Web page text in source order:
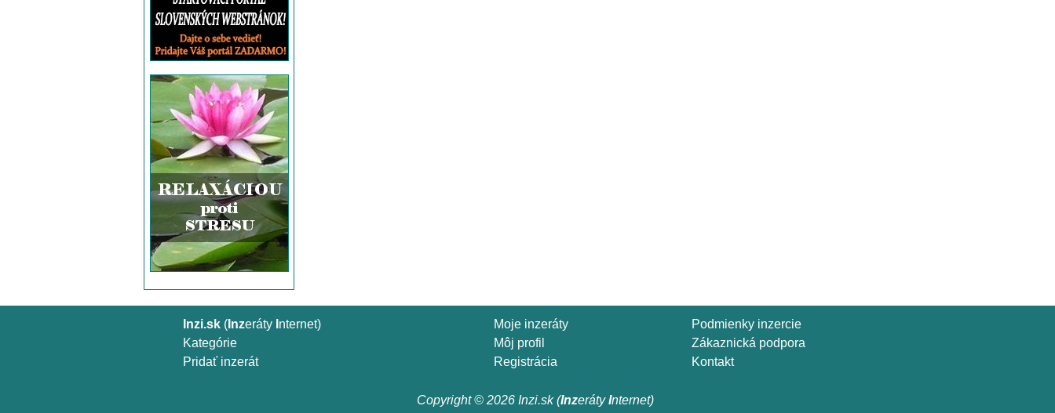
Inzi.sk(Inzeráty nternet)
Kategórie
Pridať inzerát
Moje inzeráty
Môj profil
Registrácia
Podmienky inzercie
Zákaznická podpora
Kontakt
Copyright © 2026 Inzi.sk (InzerátyInternet)